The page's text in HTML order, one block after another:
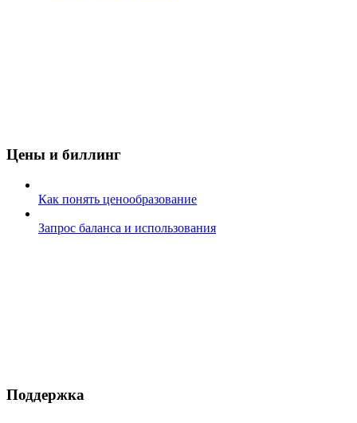
Цены и биллинг
Как понять ценообразование
Запрос баланса и использования
Поддержка